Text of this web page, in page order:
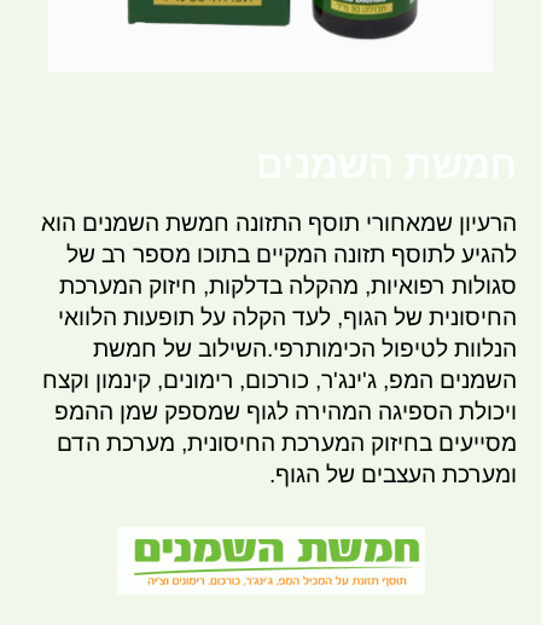
הרעיון שמאחורי תוסף התזונה חמשת השמנים הוא
להגיע לתוסף תזונה המקיים בתוכו מספר רב של
סגולות רפואיות, מהקלה בדלקות, חיזוק המערכת
החיסונית של הגוף, לעד הקלה על תופעות הלוואי
הנלוות לטיפול הכימותרפי.השילוב של חמשת
השמנים המפ, ג'ינג'ר, כורכום, רימונים, קינמון וקצח
ויכולת הספיגה המהירה לגוף שמספק שמן ההמפ
מסייעים בחיזוק המערכת החיסונית, מערכת הדם
ומערכת העצבים של הגוף.